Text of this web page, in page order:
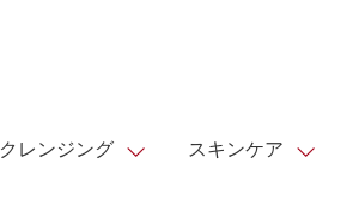
クレンジング スキンケア